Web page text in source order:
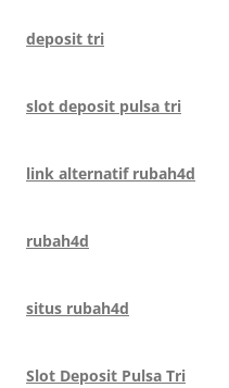
deposit tri
slot deposit pulsa tri
link alternatif rubah4d
rubah4d
situs rubah4d
Slot Deposit Pulsa Tri